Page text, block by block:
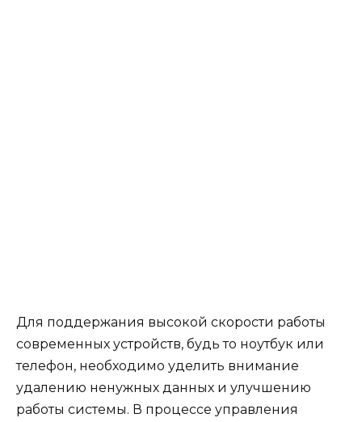
Для поддержания высокой скорости работы
современных устройств, будь то ноутбук или
телефон, необходимо уделить внимание
удалению ненужных данных и улучшению
работы системы. В процессе управления